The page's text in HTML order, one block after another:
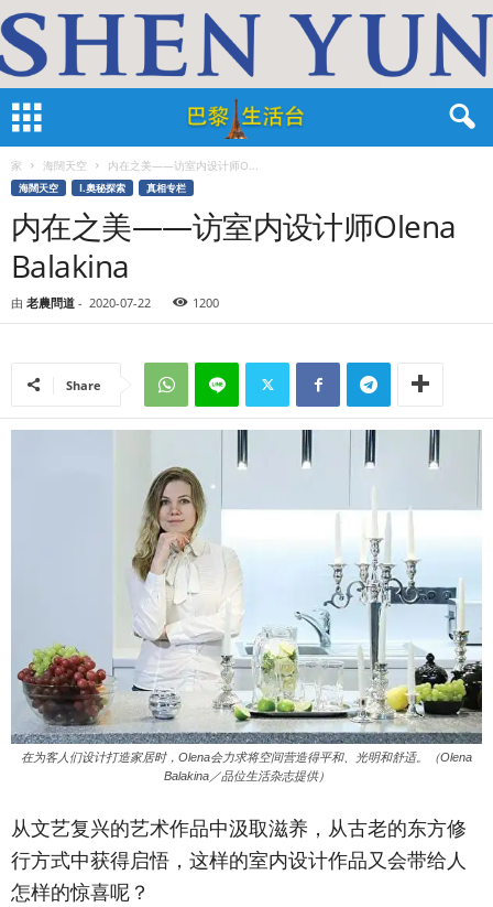
家 海闊天空 内在之美——访室内设计师O...
海闊天空 I.奧秘探索 真相专栏
内在之美——访室内设计师Olena
Balakina
由 老農問道 - 2020-07-22 1200
Share
在为客人们设计打造家居时，Olena会力求将空间营造得平和、光明和舒适。（Olena
Balakina／品位生活杂志提供）
从文艺复兴的艺术作品中汲取滋养，从古老的东方修
行方式中获得启悟，这样的室内设计作品又会带给人
怎样的惊喜呢？